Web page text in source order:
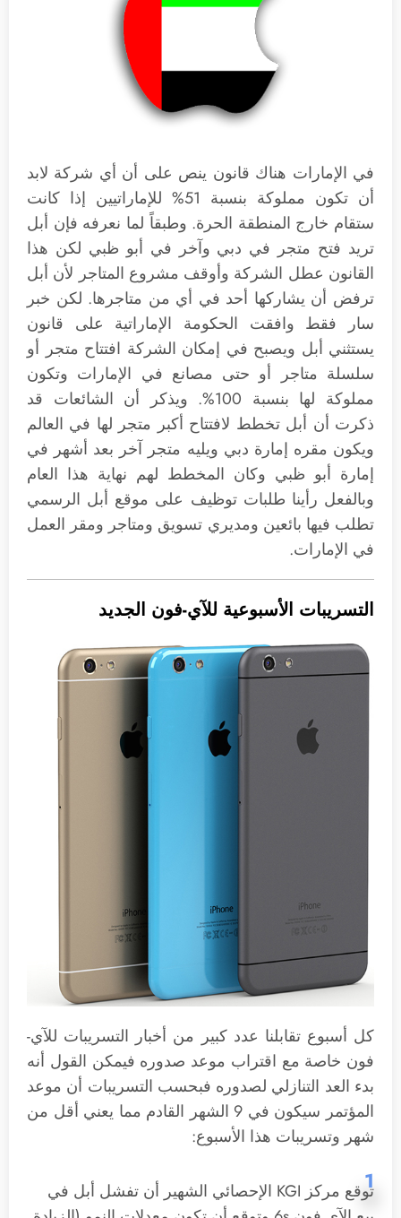
في الإمارات هناك قانون ينص على أن أي شركة لابد
أن تكون مملوكة بنسبة 51% للإماراتيين إذا كانت
ستقام خارج المنطقة الحرة. وطبقاً لما نعرفه فإن أبل
تريد فتح متجر في دبي وآخر في أبو ظبي لكن هذا
القانون عطل الشركة وأوقف مشروع المتاجر لأن أبل
ترفض أن يشاركها أحد في أي من متاجرها. لكن خبر
سار فقط وافقت الحكومة الإماراتية على قانون
يستثني أبل ويصبح في إمكان الشركة افتتاح متجر أو
سلسلة متاجر أو حتى مصانع في الإمارات وتكون
مملوكة لها بنسبة 100%. ويذكر أن الشائعات قد
ذكرت أن أبل تخطط لافتتاح أكبر متجر لها في العالم
ويكون مقره إمارة دبي ويليه متجر آخر بعد أشهر في
إمارة أبو ظبي وكان المخطط لهم نهاية هذا العام
وبالفعل رأينا طلبات توظيف على موقع أبل الرسمي
تطلب فيها بائعين ومديري تسويق ومتاجر ومقر العمل
في الإمارات.
التسريبات الأسبوعية للآي-فون الجديد
كل أسبوع تقابلنا عدد كبير من أخبار التسريبات للآي-
فون خاصة مع اقتراب موعد صدوره فيمكن القول أنه
بدء العد التنازلي لصدوره فبحسب التسريبات أن موعد
المؤتمر سيكون في 9 الشهر القادم مما يعني أقل من
شهر وتسريبات هذا الأسبوع:
1
توقع مركز KGI الإحصائي الشهير أن تفشل أبل في